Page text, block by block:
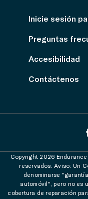
Inicie sesión
Preguntas
Accesibilidad
Contáctenos
Copyright 2026
reservados. Aviso: Un
denominarse
automóvil", pero no es
cobertura de reparación